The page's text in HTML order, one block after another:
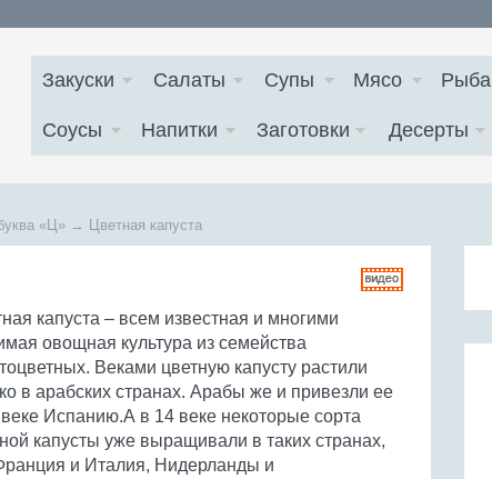
Закуски Салаты Супы Мясо Рыба
Соусы Напитки Заготовки Десерты
«Ц» → Цветная капуста
капуста – всем известная и многими
овощная культура из семейства
Веками цветную капусту растили
в арабских странах. Арабы же и привезли ее
Испанию.А в 14 веке некоторые сорта
капусты уже выращивали в таких странах,
и Италия, Нидерланды и